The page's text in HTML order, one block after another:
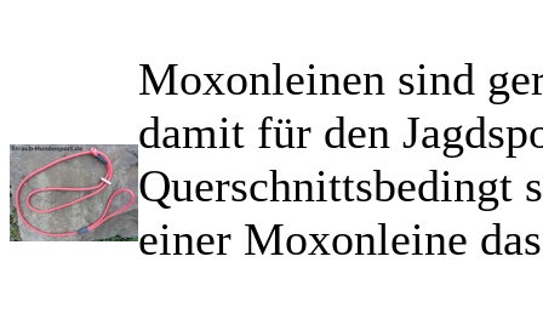
Moxonleinen sind
damit für den
Querschnittsbedingt
einer Moxonleine